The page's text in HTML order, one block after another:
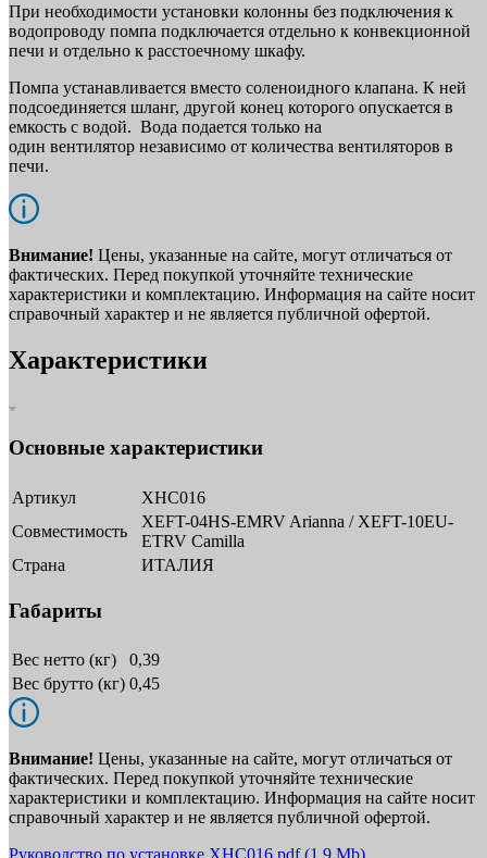
При необходимости установки колонны без подключения к
водопроводу помпа подключается отдельно к конвекционной
печи и отдельно к расстоечному шкафу.
Помпа устанавливается вместо соленоидного клапана. К ней
подсоединяется шланг, другой конец которого опускается в
емкость с водой. Вода подается только на
один вентилятор независимо от количества вентиляторов в
печи.
Внимание! Цены, указанные на сайте, могут отличаться от
фактических. Перед покупкой уточняйте технические
характеристики и комплектацию. Информация на сайте носит
справочный характер и не является публичной офертой.
Характеристики
Основные характеристики
Артикул
XHC016
Совместимость
XEFT-04HS-EMRV Arianna / XEFT-10EU-
ETRV Camilla
Страна
ИТАЛИЯ
Габариты
Вес нетто (кг)
0,39
Вес брутто (кг) 0,45
Внимание! Цены, указанные на сайте, могут отличаться от
фактических. Перед покупкой уточняйте технические
характеристики и комплектацию. Информация на сайте носит
справочный характер и не является публичной офертой.